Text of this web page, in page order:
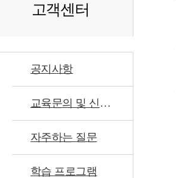
고객센터
공지사항
교육문의 및 신고센터
자주하는 질문
학습 프로그램